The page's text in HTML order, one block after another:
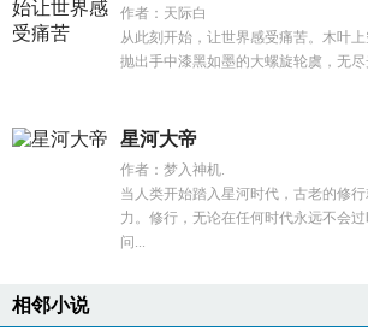
作者：天际白
从此刻开始，让世界感受痛苦。木叶
抛出手中漆黑如墨的大螺旋轮虞，无
星河大帝
作者：梦入神机.
当人类开始踏入星河时代，古老的修
力。修行，无论在任何时代永远不会
问...
相邻小说